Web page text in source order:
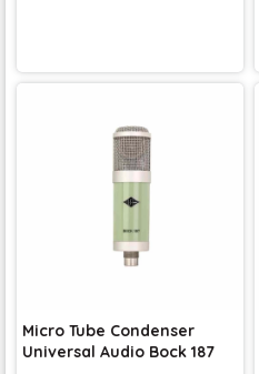
Micro Tube Condenser
Universal Audio Bock 187